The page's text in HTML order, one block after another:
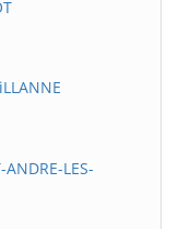
LES-